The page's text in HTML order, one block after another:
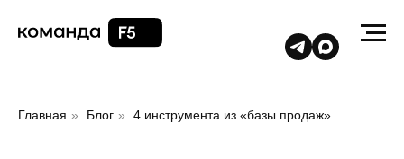
Главная » Блог » 4 инструмента из «базы продаж»